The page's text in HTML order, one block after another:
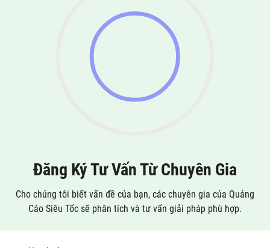
Đăng Ký Tư Vấn Từ Chuyên Gia
Cho chúng tôi biết vấn đề của bạn, các chuyên gia của Quảng
Cáo Siêu Tốc sẽ phân tích và tư vấn giải pháp phù hợp.